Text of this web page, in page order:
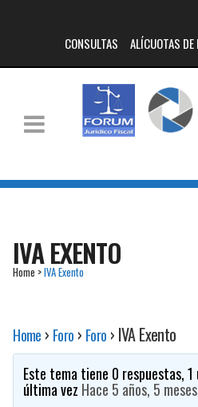
CONSULTAS ALÍCUOTAS
IVA EXENTO
Home >IVA Exento
Home › Foro › Foro › IVA Exento
Este tema tiene 0 respuestas,
última vez Hace 5 años, 5 meses